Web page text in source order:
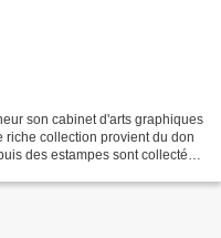
son cabinet d'arts graphiques
riche collection provient du don
des estampes sont collectées